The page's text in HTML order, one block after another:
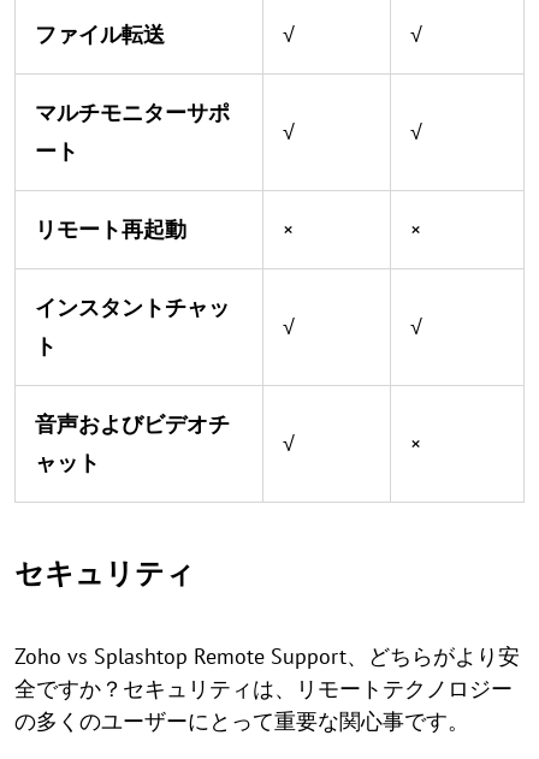
ファイル転送 √ √
マルチモニターサポ
ート
√ √
リモート再起動 × ×
インスタントチャッ
ト
√ √
音声およびビデオチ
ャット
√ ×
セキュリティ
Zoho vs Splashtop Remote Support、どちらがより安
全ですか？セキュリティは、リモートテクノロジー
の多くのユーザーにとって重要な関心事です。